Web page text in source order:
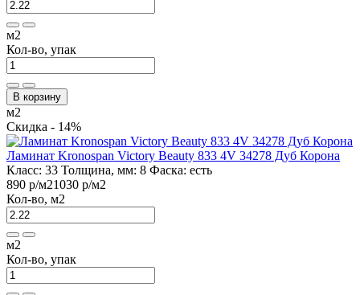
м2
Кол-во, упак
В корзину
м2
Скидка - 14%
Ламинат Kronospan Victory Beauty 833 4V 34278 Дуб Корона
Класс: 33 Толщина, мм: 8 Фаска: есть
890 р/м21030 р/м2
Кол-во, м2
м2
Кол-во, упак